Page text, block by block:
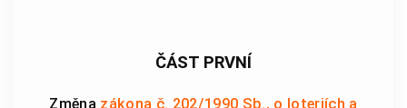
ČÁST PRVNÍ
Změna zákona č. 202/1990 Sb., o loteriích a